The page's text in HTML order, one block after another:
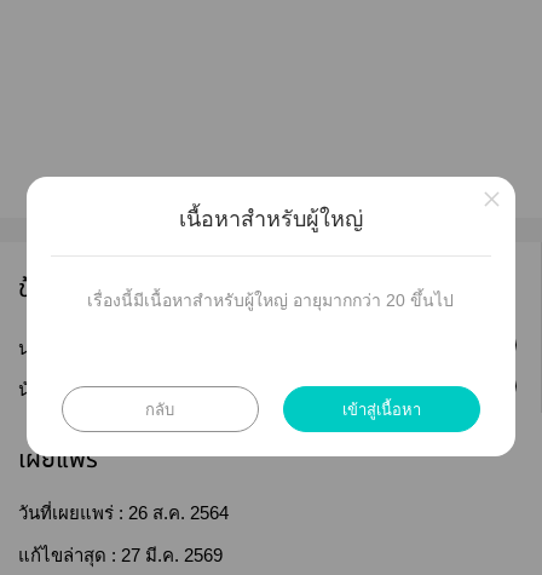
ข้อมูลนักเขียน
นามปากกา :
นักเขียน :sky magical ติดตาม
เผยแพร่
วันที่เผยแพร่ : 26 ส.ค. 2564
แก้ไขล่าสุด : 27 มี.ค. 2569
เนื้อหาสำหรับผู้ใหญ่
เรื่องนี้มีเนื้อหาสำหรับผู้ใหญ่ อายุมากกว่า 20 ขึ้นไป
กลับ เข้าสู่เนื้อหา
×